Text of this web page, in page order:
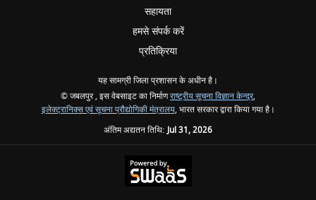
सहायता
हमसे संपर्क करें
प्रतिक्रिया
यह सामग्री जिला प्रशासन के अधीन है।
© जबलपुर , इस वेबसाइट का निर्माणराष्ट्रीय सूचना विज्ञान केन्द्र,
इलेक्ट्रानिक्स एवं सूचना प्रौद्योगिकी मंत्रालय, भारत सरकार द्वारा किया गया है।
अंतिम अद्यतन तिथि:Jul 31, 2026